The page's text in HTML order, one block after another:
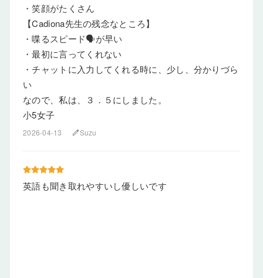
・笑顔がたくさん
【Cadiona先生の残念なところ】
・喋るスピード🗣️が早い
・最初に言ってくれない
・チャットに入力してくれる時に、少し、分かりづら
い
なので、私は、３．５にしました。
小5女子
2026-04-13 editSuzu
英語も聞き取れやすいし優しいです